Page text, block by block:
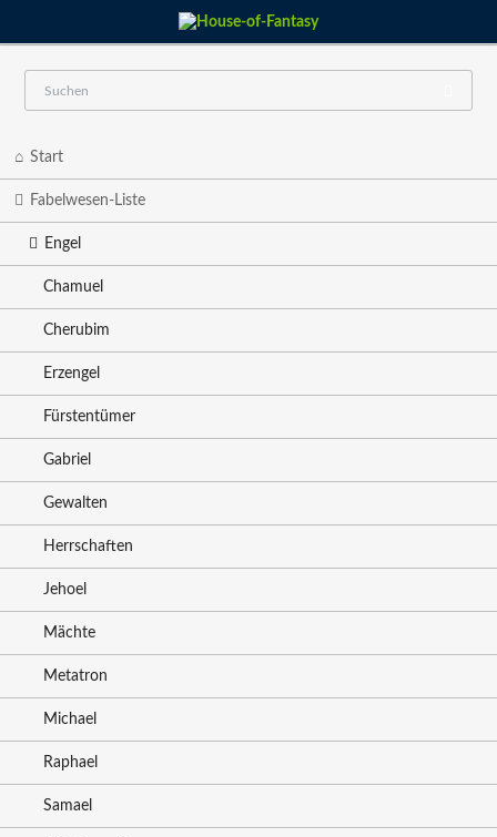
Start
Fabelwesen-Liste
Engel
Chamuel
Cherubim
Erzengel
Fürstentümer
Gabriel
Gewalten
Herrschaften
Jehoel
Mächte
Metatron
Michael
Raphael
Samael